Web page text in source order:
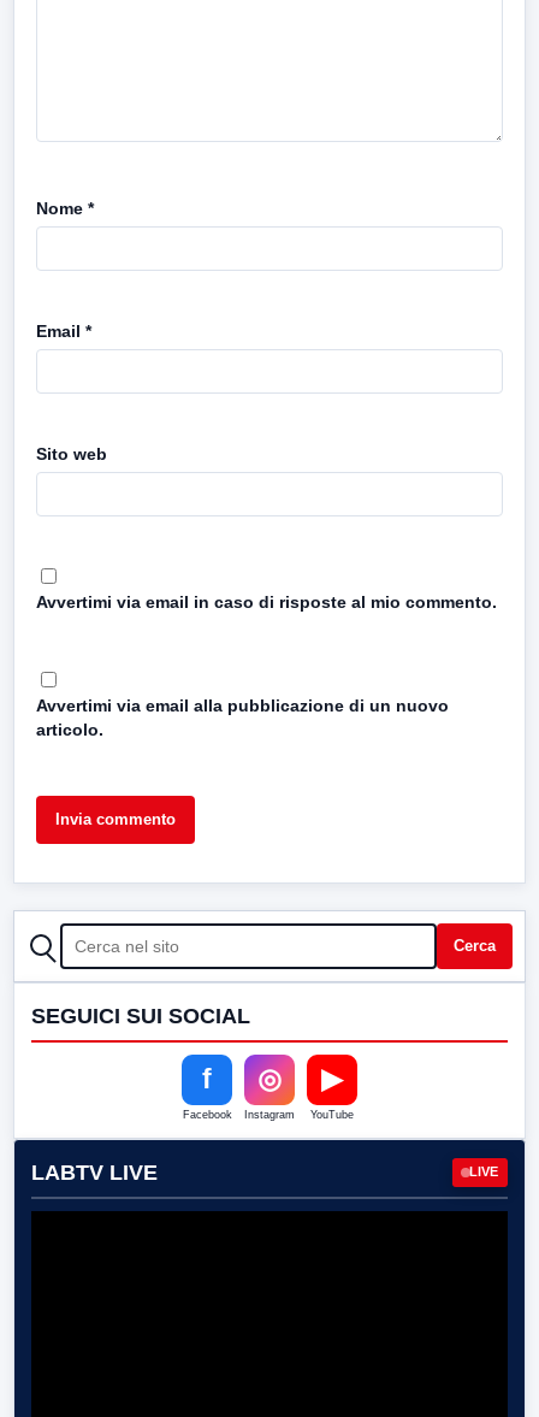
Nome *
Email *
Sito web
Avvertimi via email in caso di risposte al mio commento.
Avvertimi via email alla pubblicazione di un nuovo
articolo.
CERCA Cerca
SEGUICI SUI SOCIAL
f
Facebook
◎
Instagram
▶
YouTube
LABTV LIVE LIVE